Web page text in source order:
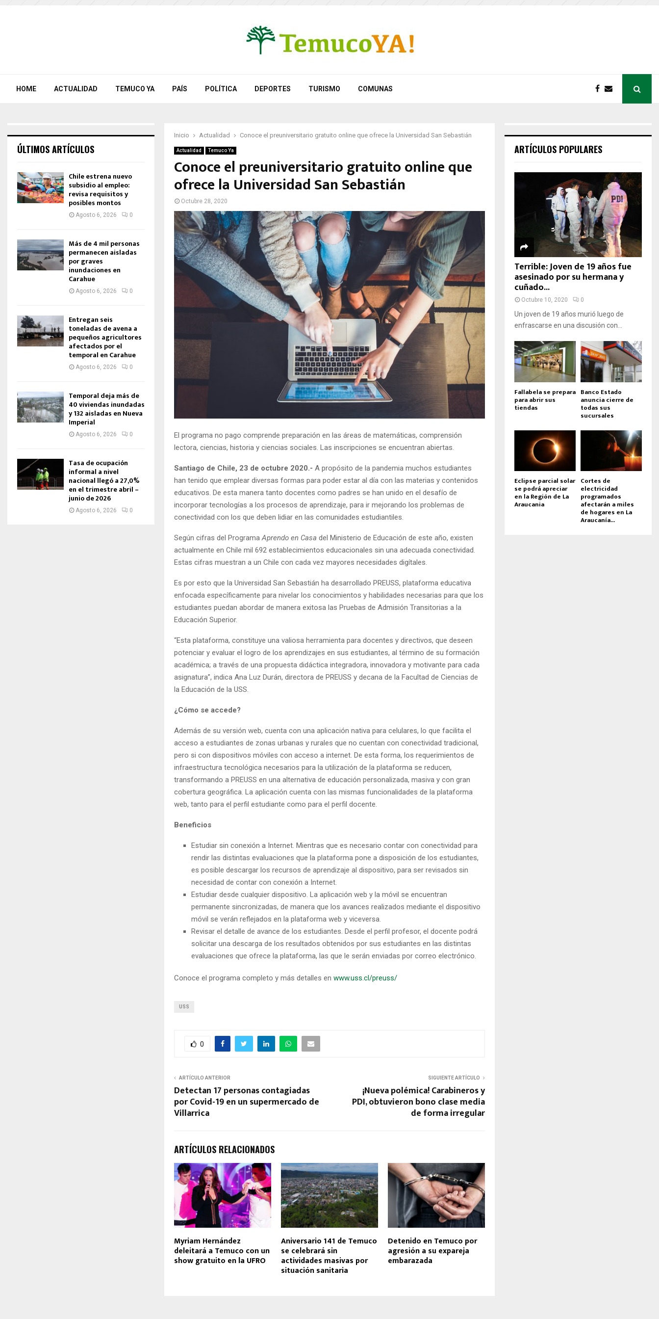
HOME ACTUALIDAD TEMUCO YA PAÍS POLÍTICA DEPORTES TURISMO COMUNAS
Inicio Actualidad Conoce el preuniversitario gratuito online que ofrece la Universidad San Sebastián
Actualidad Temuco Ya
Conoce el preuniversitario gratuito online que
ofrece la Universidad San Sebastián
Octubre 28, 2020
El programa no pago comprende preparación en las áreas de matemáticas, comprensión
lectora, ciencias, historia y ciencias sociales. Las inscripciones se encuentran abiertas.
Santiago de Chile, 23 de octubre 2020.- A propósito de la pandemia muchos estudiantes
han tenido que emplear diversas formas para poder estar al día con las materias y contenidos
educativos. De esta manera tanto docentes como padres se han unido en el desafío de
incorporar tecnologías a los procesos de aprendizaje, para ir mejorando los problemas de
conectividad con los que deben lidiar en las comunidades estudiantiles.
Según cifras del ProgramaAprendo en Casa del Ministerio de Educación de este año, existen
actualmente en Chile mil 692 establecimientos educacionales sin una adecuada conectividad.
Estas cifras muestran a un Chile con cada vez mayores necesidades digítales.
Es por esto que la Universidad San Sebastián ha desarrollado PREUSS, plataforma educativa
enfocada específicamente para nivelar los conocimientos y habilidades necesarias para que los
estudiantes puedan abordar de manera exitosa las Pruebas de Admisión Transitorias a la
Educación Superior.
“Esta plataforma, constituye una valiosa herramienta para docentes y directivos, que deseen
potenciar y evaluar el logro de los aprendizajes en sus estudiantes, al término de su formación
académica; a través de una propuesta didáctica integradora, innovadora y motivante para cada
asignatura”, indica Ana Luz Durán, directora de PREUSS y decana de la Facultad de Ciencias de
la Educación de la USS.
¿Cómo se accede?
Además de su versión web, cuenta con una aplicación nativa para celulares, lo que facilita el
acceso a estudiantes de zonas urbanas y rurales que no cuentan con conectividad tradicional,
pero si con dispositivos móviles con acceso a internet. De esta forma, los requerimientos de
infraestructura tecnológica necesarios para la utilización de la plataforma se reducen,
transformando a PREUSS en una alternativa de educación personalizada, masiva y con gran
cobertura geográfica. La aplicación cuenta con las mismas funcionalidades de la plataforma
web, tanto para el perfil estudiante como para el perfil docente.
Beneficios
Estudiar sin conexión a Internet. Mientras que es necesario contar con conectividad para
rendir las distintas evaluaciones que la plataforma pone a disposición de los estudiantes,
es posible descargar los recursos de aprendizaje al dispositivo, para ser revisados sin
necesidad de contar con conexión a Internet.
Estudiar desde cualquier dispositivo. La aplicación web y la móvil se encuentran
permanente sincronizadas, de manera que los avances realizados mediante el dispositivo
móvil se verán reflejados en la plataforma web y viceversa.
Revisar el detalle de avance de los estudiantes. Desde el perfil profesor, el docente podrá
solicitar una descarga de los resultados obtenidos por sus estudiantes en las distintas
evaluaciones que ofrece la plataforma, las que le serán enviadas por correo electrónico.
Conoce el programa completo y más detalles en www.uss.cl/preuss/
USS
0
ARTÍCULO ANTERIOR
Detectan 17 personas contagiadas
por Covid-19 en un supermercado de
Villarrica
SIGUIENTE ARTÍCULO
¡Nueva polémica! Carabineros y
PDI, obtuvieron bono clase media
de forma irregular
ARTÍCULOS RELACIONADOS
Myriam Hernández
deleitará a Temuco con un
show gratuito en la UFRO
Aniversario 141 de Temuco
se celebrará sin
actividades masivas por
situación sanitaria
Detenido en Temuco por
agresión a su expareja
embarazada
ÚLTIMOS ARTÍCULOS
Chile estrena nuevo
subsidio al empleo:
revisa requisitos y
posibles montos
Agosto 6, 2026 0
Más de 4 mil personas
permanecen aisladas
por graves
inundaciones en
Carahue
Agosto 6, 2026 0
Entregan seis
toneladas de avena a
pequeños agricultores
afectados por el
temporal en Carahue
Agosto 6, 2026 0
Temporal deja más de
40 viviendas inundadas
y 132 aisladas en Nueva
Imperial
Agosto 6, 2026 0
Tasa de ocupación
informal a nivel
nacional llegó a 27,0%
en el trimestre abril –
junio de 2026
Agosto 6, 2026 0
ARTÍCULOS POPULARES
Terrible: Joven de 19 años fue
asesinado por su hermana y
cuñado...
Octubre 10, 2020 0
Un joven de 19 años murió luego de
enfrascarse en una discusión con...
Fallabela se prepara
para abrir sus
tiendas
Banco Estado
anuncia cierre de
todas sus
sucursales
Eclipse parcial solar
se podrá apreciar
en la Región de La
Araucania
Cortes de
electricidad
programados
afectarán a miles
de hogares en La
Araucanía...